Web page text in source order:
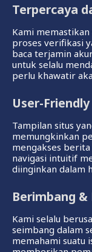
Terpercaya
Kami
proses verifikasi
baca terjamin
untuk selalu
perlu khawatir
User-Friendly
Tampilan situs
memungkinkan
mengakses
navigasi intuitif
diinginkan dalam
Berimbang
Kami selalu
seimbang dalam
memahami suatu